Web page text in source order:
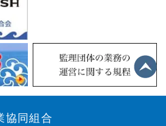
協同組合